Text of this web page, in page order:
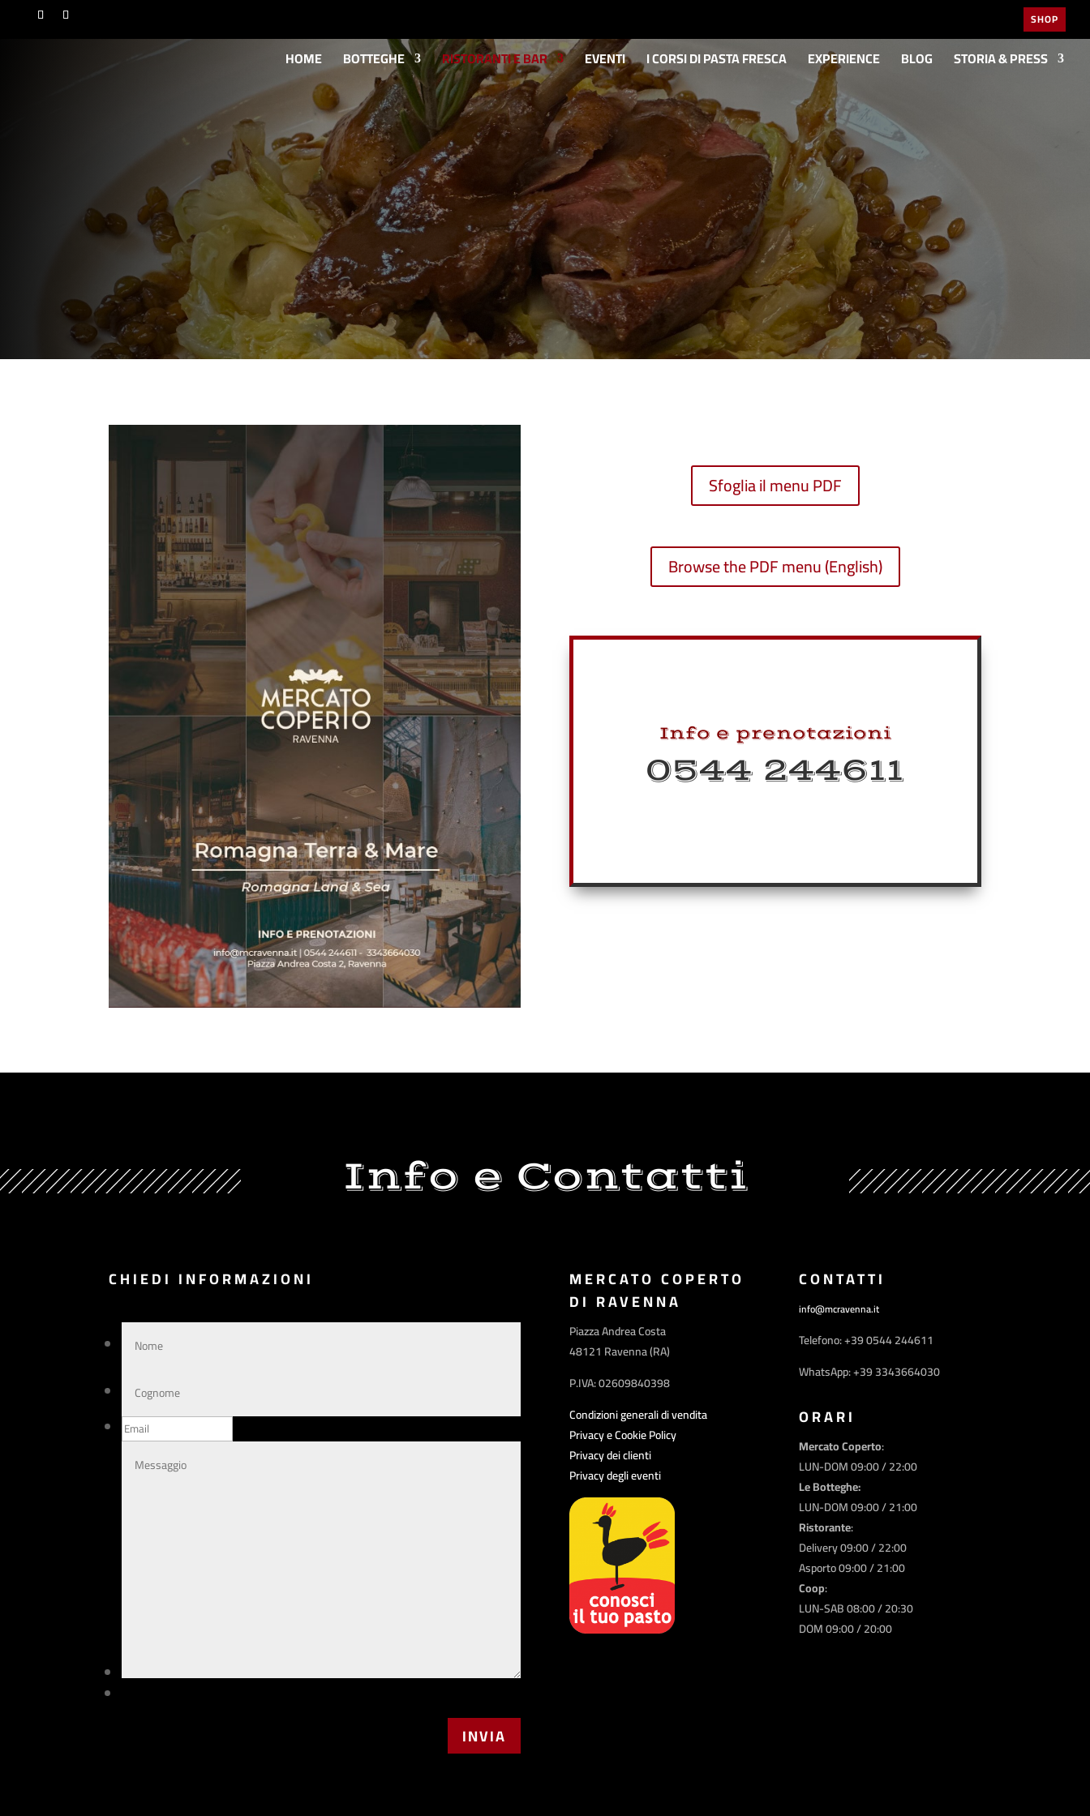
SHOP
HOME BOTTEGHE RISTORANTI E BAR EVENTI I CORSI DI PASTA FRESCA EXPERIENCE BLOG STORIA & PRESS
Sfoglia il menu PDF
Browse the PDF menu (English)
Info e prenotazioni
0544 244611
Info e Contatti
CHIEDI INFORMAZIONI
MERCATO COPERTO
DI RAVENNA
Piazza Andrea Costa
48121 Ravenna (RA)
P.IVA: 02609840398
Condizioni generali di vendita
Privacy e Cookie Policy
Privacy dei clienti
Privacy degli eventi
CONTATTI
info@mcravenna.it
Telefono: +39 0544 244611
WhatsApp: +39 3343664030
ORARI
Mercato Coperto:
LUN-DOM 09:00 / 22:00
Le Botteghe:
LUN-DOM 09:00 / 21:00
Ristorante:
Delivery 09:00 / 22:00
Asporto 09:00 / 21:00
Coop:
LUN-SAB 08:00 / 20:30
DOM 09:00 / 20:00